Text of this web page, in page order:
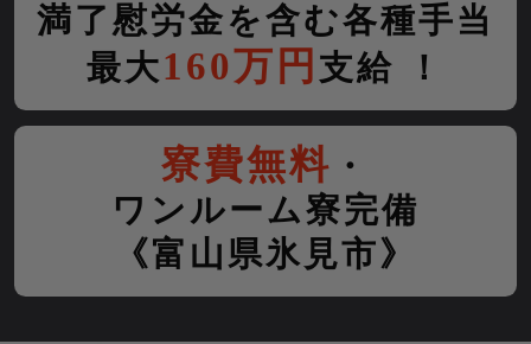
満了慰労金を含む各種手当
最大160万円 支給 ！
寮費無料 ・
ワンルーム寮完備
《富山県氷見市》